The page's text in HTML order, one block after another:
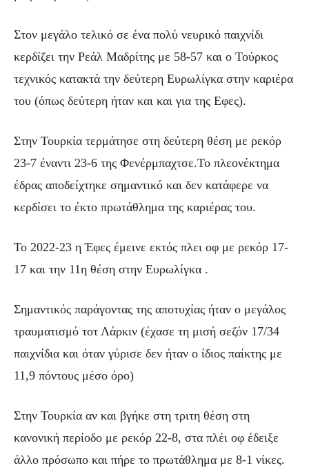
Στον μεγάλο τελικό σε ένα πολύ νευρικό παιχνίδι
κερδίζει την Ρεάλ Μαδρίτης με 58-57 και ο Τούρκος
τεχνικός κατακτά την δεύτερη Ευρωλίγκα στην καριέρα
του (όπως δεύτερη ήταν και και για της Εφες).
Στην Τουρκία τερμάτησε στη δεύτερη θέση με ρεκόρ
23-7 έναντι 23-6 της Φενέρμπαχτσε.Το πλεονέκτημα
έδρας αποδείχτηκε σημαντικό και δεν κατάφερε να
κερδίσει το έκτο πρωτάθλημα της καριέρας του.
Το 2022-23 η Έφες έμεινε εκτός πλει οφ με ρεκόρ 17-
17 και την 11η θέση στην Ευρωλίγκα .
Σημαντικός παράγοντας της αποτυχίας ήταν ο μεγάλος
τραυματισμό τοτ Λάρκιν (έχασε τη μισή σεζόν 17/34
παιχνίδια και όταν γύρισε δεν ήταν ο ίδιος παίκτης με
11,9 πόντους μέσο όρο)
Στην Τουρκία αν και βγήκε στη τριτη θέση στη
κανονική περίοδο με ρεκόρ 22-8, στα πλέι οφ έδειξε
άλλο πρόσωπο και πήρε το πρωτάθλημα με 8-1 νίκες.